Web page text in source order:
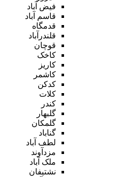
فیض آباد
قاسم آباد
قدمگاه
قلندرآباد
قوچان
کاخک
کاریز
کاشمر
کدکن
کلات
کندر
گلبهار
گلمکان
گناباد
لطف آباد
مزدآوند
ملک آباد
نشتیفان